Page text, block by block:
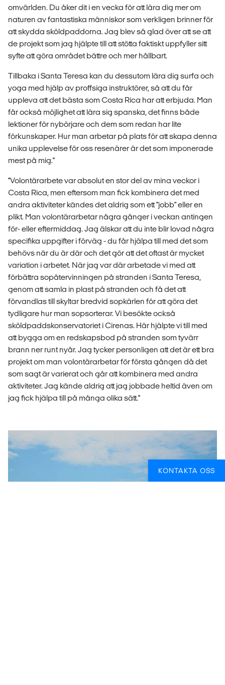
omvärlden. Du åker dit i en vecka för att lära dig mer om
naturen av fantastiska människor som verkligen brinner för
att skydda sköldpaddorna. Jag blev så glad över att se att
de projekt som jag hjälpte till att stötta faktiskt uppfyller sitt
syfte att göra området bättre och mer hållbart.
Tillbaka i Santa Teresa kan du dessutom lära dig surfa och
yoga med hjälp av proffsiga instruktörer, så att du får
uppleva att det bästa som Costa Rica har att erbjuda. Man
får också möjlighet att lära sig spanska, det finns både
lektioner för nybörjare och dem som redan har lite
förkunskaper. Hur man arbetar på plats för att skapa denna
unika upplevelse för oss resenärer är det som imponerade
mest på mig.''
''Volontärarbete var absolut en stor del av mina veckor i
Costa Rica, men eftersom man fick kombinera det med
andra aktiviteter kändes det aldrig som ett "jobb" eller en
plikt. Man volontärarbetar några gånger i veckan antingen
för- eller eftermiddag. Jag älskar att du inte blir lovad några
specifika uppgifter i förväg - du får hjälpa till med det som
behövs när du är där och det gör att det oftast är mycket
variation i arbetet. När jag var där arbetade vi med att
förbättra sopåtervinningen på stranden i Santa Teresa,
genom att samla in plast på stranden och få det att
förvandlas till skyltar bredvid sopkärlen för att göra det
tydligare hur man sopsorterar. Vi besökte också
sköldpaddskonservatoriet i Cirenas. Här hjälpte vi till med
att bygga om en redskapsbod på stranden som tyvärr
brann ner runt nyår. Jag tycker personligen att det är ett bra
projekt om man volontärarbetar för första gången då det
som sagt är varierat och går att kombinera med andra
aktiviteter. Jag kände aldrig att jag jobbade heltid även om
jag fick hjälpa till på många olika sätt.''
KONTAKTA OSS